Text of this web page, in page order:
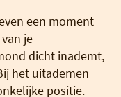
een moment
je
dicht inademt,
het uitademen
positie.